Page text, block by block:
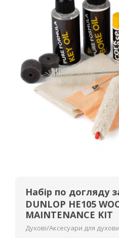
Набір по догляду
DUNLOP HE105
MAINTENANCE KIT
Духові/Аксесуари для